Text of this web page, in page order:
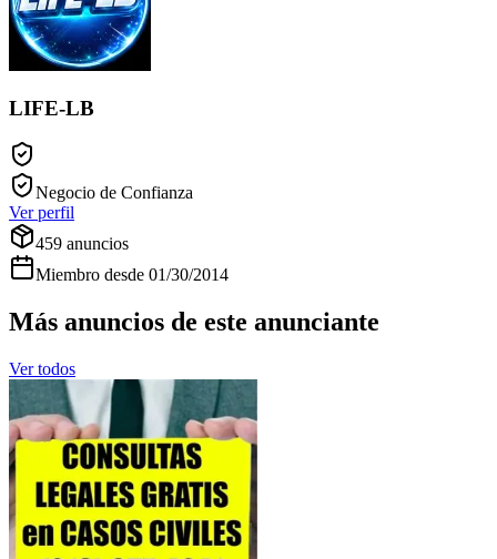
LIFE-LB
Negocio de Confianza
Ver perfil
459 anuncios
Miembro desde 01/30/2014
Más anuncios de este anunciante
Ver todos